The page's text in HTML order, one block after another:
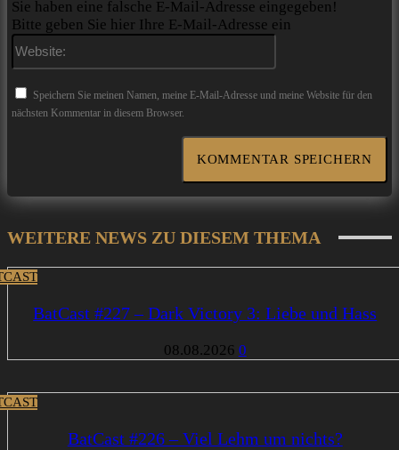
Sie haben eine falsche E-Mail-Adresse eingegeben!
Bitte geben Sie hier Ihre E-Mail-Adresse ein
Speichern Sie meinen Namen, meine E-Mail-Adresse und meine Website für den
nächsten Kommentar in diesem Browser.
WEITERE NEWS ZU DIESEM THEMA
BatCast #227 – Dark Victory 3: Liebe und Hass
08.08.2026 0
BatCast #226 – Viel Lehm um nichts?